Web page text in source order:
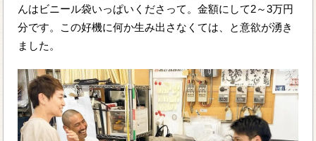
んはビニール袋いっぱいくださって。金額にして2～3万円
分です。この好機に何か生み出さなくては、と意欲が湧き
ました。